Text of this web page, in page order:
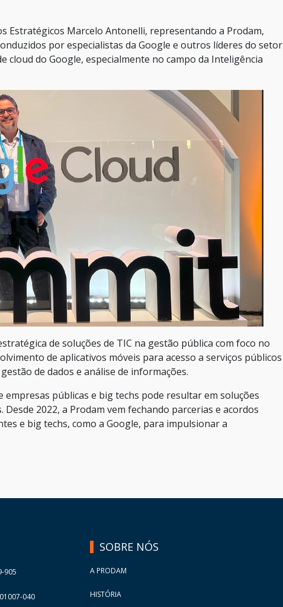
Estratégicos Marcelo Antonelli, representando a Prodam,
por especialistas da Google e outros líderes do setor
cloud do Google, especialmente no campo da Inteligência
de soluções de TIC na gestão pública com foco no
de aplicativos móveis para acesso a serviços públicos
de dados e análise de informações.
públicas e big techs pode resultar em soluções
2022, a Prodam vem fechando parcerias e acordos
e big techs, como a Google, para impulsionar a
905
040
SOBRE NÓS
A PRODAM
HISTÓRIA